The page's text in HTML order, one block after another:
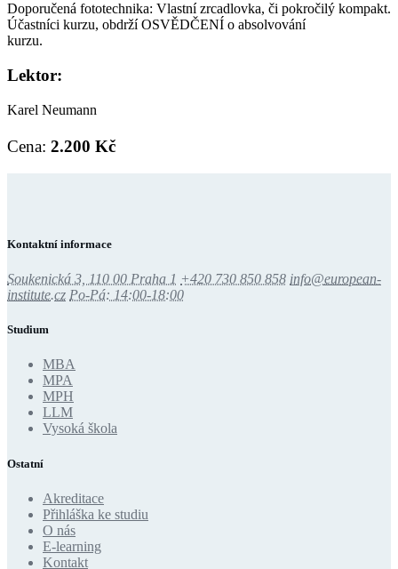
Doporučená fototechnika: Vlastní zrcadlovka, či pokročilý kompakt.
Účastníci kurzu, obdrží OSVĚDČENÍ o absolvování
kurzu.
Lektor:
Karel Neumann
Cena: 2.200 Kč
Kontaktní informace
Soukenická 3, 110 00 Praha 1 +420 730 850 858 info@european-
institute.cz Po-Pá: 14:00-18:00
Studium
MBA
MPA
MPH
LLM
Vysoká škola
Ostatní
Akreditace
Přihláška ke studiu
O nás
E-learning
Kontakt